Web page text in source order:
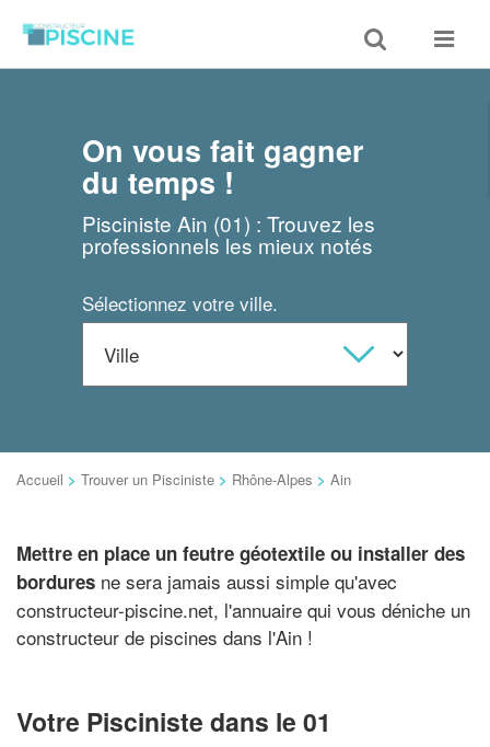
Toggle
search
Toggle
On vous fait gagner
du temps !
Pisciniste Ain (01) : Trouvez les
professionnels les mieux notés
Sélectionnez votre ville.
Accueil > Trouver un Pisciniste > Rhône-Alpes > Ain
Mettre en place un feutre géotextile ou installer des
bordures ne sera jamais aussi simple qu'avec
constructeur-piscine.net, l'annuaire qui vous déniche un
constructeur de piscines dans l'Ain !
Votre Pisciniste dans le 01